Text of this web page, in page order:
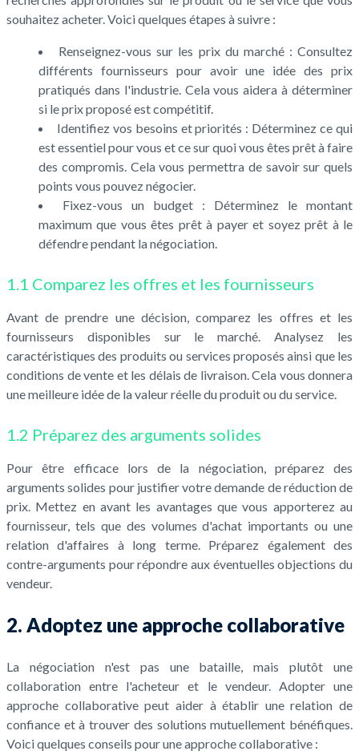
souhaitez acheter. Voici quelques étapes à suivre :
Renseignez-vous sur les prix du marché : Consultez
différents fournisseurs pour avoir une idée des prix
pratiqués dans l'industrie. Cela vous aidera à déterminer
si le prix proposé est compétitif.
Identifiez vos besoins et priorités : Déterminez ce qui
est essentiel pour vous et ce sur quoi vous êtes prêt à faire
des compromis. Cela vous permettra de savoir sur quels
points vous pouvez négocier.
Fixez-vous un budget : Déterminez le montant
maximum que vous êtes prêt à payer et soyez prêt à le
défendre pendant la négociation.
1.1 Comparez les offres et les fournisseurs
Avant de prendre une décision, comparez les offres et les
fournisseurs disponibles sur le marché. Analysez les
caractéristiques des produits ou services proposés ainsi que les
conditions de vente et les délais de livraison. Cela vous donnera
une meilleure idée de la valeur réelle du produit ou du service.
1.2 Préparez des arguments solides
Pour être efficace lors de la négociation, préparez des
arguments solides pour justifier votre demande de réduction de
prix. Mettez en avant les avantages que vous apporterez au
fournisseur, tels que des volumes d'achat importants ou une
relation d'affaires à long terme. Préparez également des
contre-arguments pour répondre aux éventuelles objections du
vendeur.
2. Adoptez une approche collaborative
La négociation n'est pas une bataille, mais plutôt une
collaboration entre l'acheteur et le vendeur. Adopter une
approche collaborative peut aider à établir une relation de
confiance et à trouver des solutions mutuellement bénéfiques.
Voici quelques conseils pour une approche collaborative :